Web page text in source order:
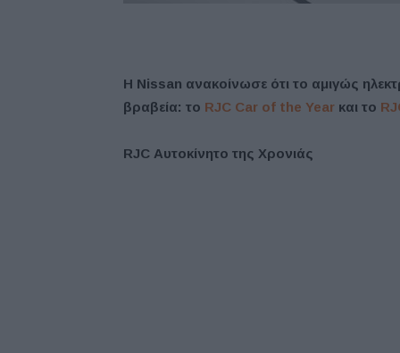
Η Nissan ανακοίνωσε ότι το αμιγώς
βραβεία: το RJC Car of the Year και το
RJC Αυτοκίνητο της Χρονιάς